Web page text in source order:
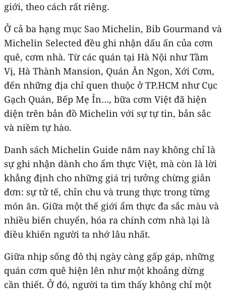
giới, theo cách rất riêng.
Ở cả ba hạng mục Sao Michelin, Bib Gourmand và
Michelin Selected đều ghi nhận dấu ấn của cơm
quê, cơm nhà. Từ các quán tại Hà Nội như Tầm
Vị, Hà Thành Mansion, Quán Ăn Ngon, Xới Cơm,
đến những địa chỉ quen thuộc ở TP.HCM như Cục
Gạch Quán, Bếp Mẹ Ỉn…, bữa cơm Việt đã hiện
diện trên bản đồ Michelin với sự tự tin, bản sắc
và niềm tự hào.
Danh sách Michelin Guide năm nay không chỉ là
sự ghi nhận dành cho ẩm thực Việt, mà còn là lời
khẳng định cho những giá trị tưởng chừng giản
đơn: sự tử tế, chỉn chu và trung thực trong từng
món ăn. Giữa một thế giới ẩm thực đa sắc màu và
nhiều biến chuyển, hóa ra chính cơm nhà lại là
điều khiến người ta nhớ lâu nhất.
Giữa nhịp sống đô thị ngày càng gấp gáp, những
quán cơm quê hiện lên như một khoảng dừng
cần thiết. Ở đó, người ta tìm thấy không chỉ một